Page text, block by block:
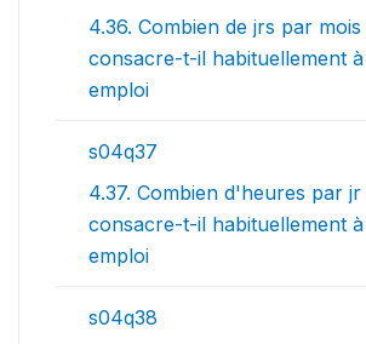
4.36. Combien de jrs par
consacre-t-il habituellement
emploi
s04q37
4.37. Combien d'heures par
consacre-t-il habituellement
emploi
s04q38